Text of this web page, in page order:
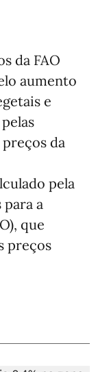
da FAO
aumento
e
da
pela
a
que
preços